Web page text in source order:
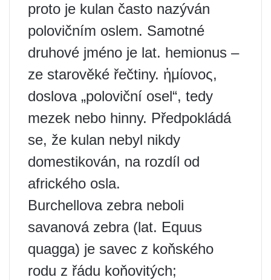
proto je kulan často nazýván
polovičním oslem. Samotné
druhové jméno je lat. hemionus –
ze starověké řečtiny. ἡμίονος,
doslova „poloviční osel“, tedy
mezek nebo hinny. Předpokládá
se, že kulan nebyl nikdy
domestikován, na rozdíl od
afrického osla.
Burchellova zebra neboli
savanová zebra (lat. Equus
quagga) je savec z koňského
rodu z řádu koňovitých;